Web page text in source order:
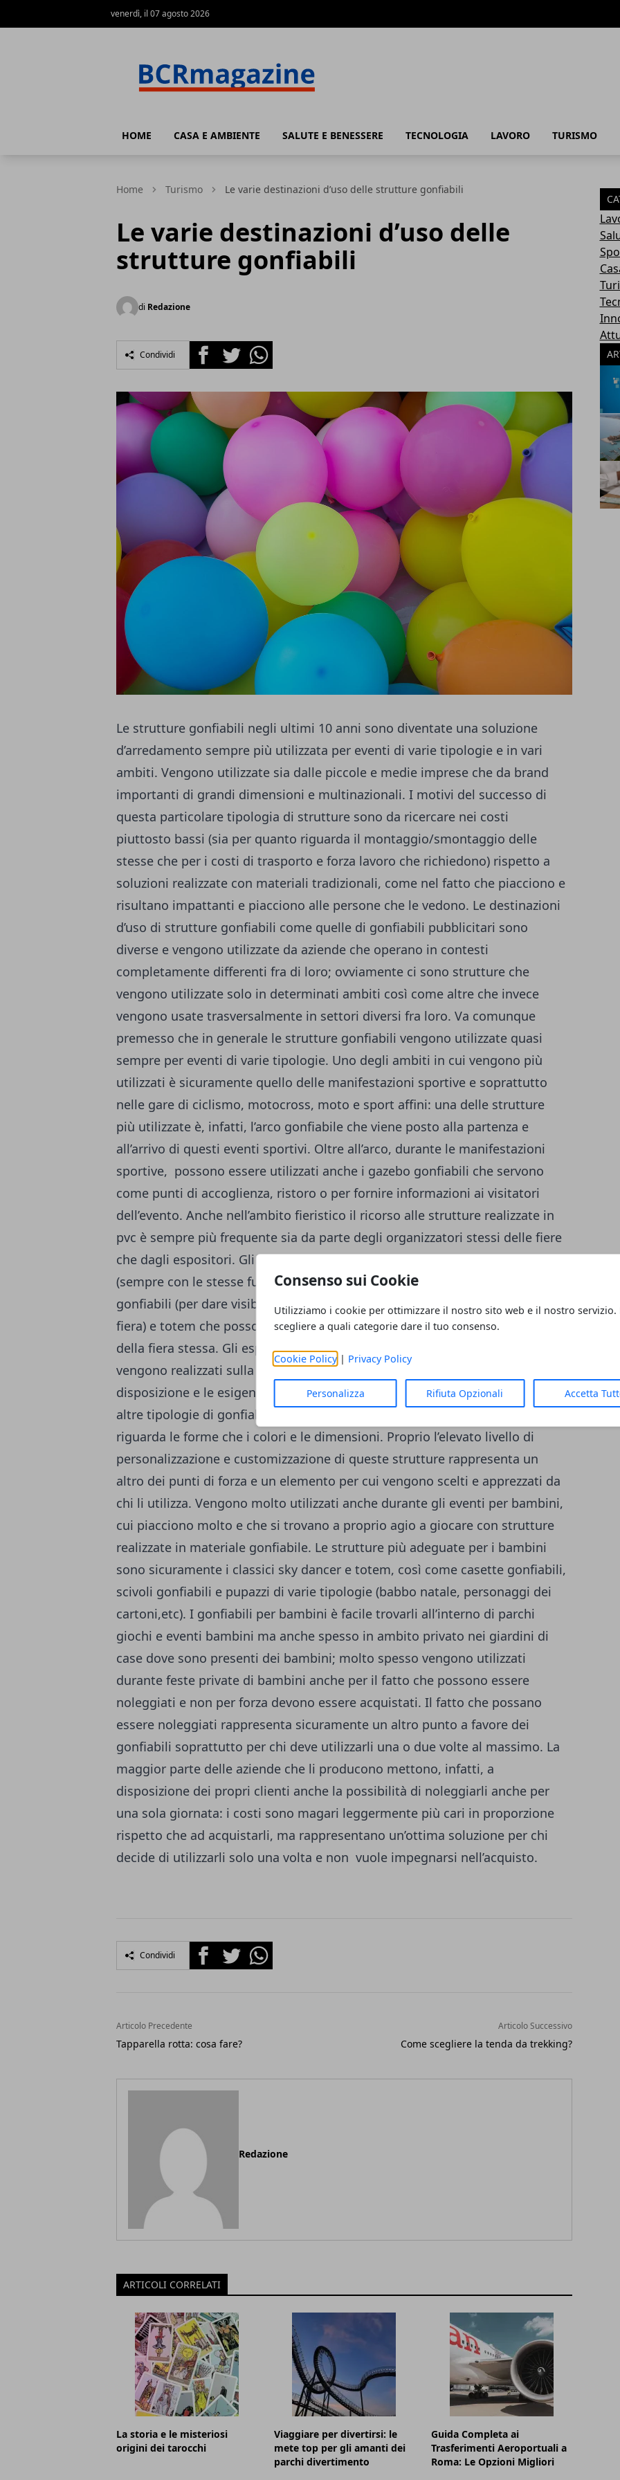
Consenso sui Cookie
Utilizziamo i cookie per ottimizzare il nostro sito web e il nostro servizio.
scegliere a quali categorie dare il tuo consenso.
Cookie Policy| Privacy Policy
Personalizza Rifiuta Opzionali Accetta
venerdì, il 07 agosto 2026
HOME CASA E AMBIENTE SALUTE E BENESSERE TECNOLOGIA LAVORO TURISMO
Home Turismo Le varie destinazioni d’uso delle strutture gonfiabili
Le varie destinazioni d’uso delle
strutture gonfiabili
di Redazione
Condividi FacebookTwitterWhatsapp
Le strutture gonfiabili negli ultimi 10 anni sono diventate una soluzione
d’arredamento sempre più utilizzata per eventi di varie tipologie e in vari
ambiti. Vengono utilizzate sia dalle piccole e medie imprese che da brand
importanti di grandi dimensioni e multinazionali. I motivi del successo di
questa particolare tipologia di strutture sono da ricercare nei costi
piuttosto bassi (sia per quanto riguarda il montaggio/smontaggio delle
stesse che per i costi di trasporto e forza lavoro che richiedono) rispetto a
soluzioni realizzate con materiali tradizionali, come nel fatto che piacciono e
risultano impattanti e piacciono alle persone che le vedono. Le destinazioni
d’uso di strutture gonfiabili come quelle di gonfiabili pubblicitari sono
diverse e vengono utilizzate da aziende che operano in contesti
completamente differenti fra di loro; ovviamente ci sono strutture che
vengono utilizzate solo in determinati ambiti così come altre che invece
vengono usate trasversalmente in settori diversi fra loro. Va comunque
premesso che in generale le strutture gonfiabili vengono utilizzate quasi
sempre per eventi di varie tipologie. Uno degli ambiti in cui vengono più
utilizzati è sicuramente quello delle manifestazioni sportive e soprattutto
nelle gare di ciclismo, motocross, moto e sport affini: una delle strutture
più utilizzate è, infatti, l’arco gonfiabile che viene posto alla partenza e
all’arrivo di questi eventi sportivi. Oltre all’arco, durante le manifestazioni
sportive, possono essere utilizzati anche i gazebo gonfiabili che servono
come punti di accoglienza, ristoro o per fornire informazioni ai visitatori
dell’evento. Anche nell’ambito fieristico il ricorso alle strutture realizzate in
pvc è sempre più frequente sia da parte degli organizzatori stessi delle fiere
che dagli espositori. Gli organizzatori utilizzano strutture quali i gazebo
(sempre con le stesse funzioni descritte per gli eventi sportivi), sfere
gonfiabili (per dare visibilità ad un determinato sponsor o elemento della
fiera) e totem che possono servire per indicare come muoversi all’interno
della fiera stessa. Gli espositori utilizzano invece gli stand gonfiabili che
vengono realizzati sulla base di quello che è lo spazio espositivo a
disposizione e le esigenze specifiche del cliente; gli stand, così come tante
altre tipologie di gonfiabili, possono essere customizzati sia per quanto
riguarda le forme che i colori e le dimensioni. Proprio l’elevato livello di
personalizzazione e customizzazione di queste strutture rappresenta un
altro dei punti di forza e un elemento per cui vengono scelti e apprezzati da
chi li utilizza. Vengono molto utilizzati anche durante gli eventi per bambini,
cui piacciono molto e che si trovano a proprio agio a giocare con strutture
realizzate in materiale gonfiabile. Le strutture più adeguate per i bambini
sono sicuramente i classici sky dancer e totem, così come casette gonfiabili,
scivoli gonfiabili e pupazzi di varie tipologie (babbo natale, personaggi dei
cartoni,etc). I gonfiabili per bambini è facile trovarli all’interno di parchi
giochi e eventi bambini ma anche spesso in ambito privato nei giardini di
case dove sono presenti dei bambini; molto spesso vengono utilizzati
durante feste private di bambini anche per il fatto che possono essere
noleggiati e non per forza devono essere acquistati. Il fatto che possano
essere noleggiati rappresenta sicuramente un altro punto a favore dei
gonfiabili soprattutto per chi deve utilizzarli una o due volte al massimo. La
maggior parte delle aziende che li producono mettono, infatti, a
disposizione dei propri clienti anche la possibilità di noleggiarli anche per
una sola giornata: i costi sono magari leggermente più cari in proporzione
rispetto che ad acquistarli, ma rappresentano un’ottima soluzione per chi
decide di utilizzarli solo una volta e non vuole impegnarsi nell’acquisto.
Condividi FacebookTwitterWhatsapp
Articolo Precedente
Tapparella rotta: cosa fare?
Articolo Successivo
Come scegliere la tenda da trekking?
Redazione
ARTICOLI CORRELATI
La storia e le misteriosi
origini dei tarocchi
Viaggiare per divertirsi: le
mete top per gli amanti dei
parchi divertimento
Guida Completa ai
Trasferimenti Aeroportuali a
Roma: Le Opzioni Migliori